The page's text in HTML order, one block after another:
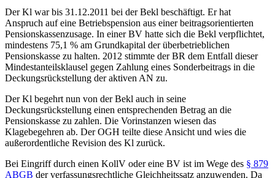
Der Kl war bis 31.12.2011 bei der Bekl beschäftigt. Er hat
Anspruch auf eine Betriebspension aus einer beitragsorientierten
Pensionskassenzusage. In einer BV hatte sich die Bekl verpflichtet,
mindestens 75,1 % am Grundkapital der überbetrieblichen
Pensionskasse zu halten. 2012 stimmte der BR dem Entfall dieser
Mindestanteilsklausel gegen Zahlung eines Sonderbeitrags in die
Deckungsrückstellung der aktiven AN zu.
Der Kl begehrt nun von der Bekl auch in seine
Deckungsrückstellung einen entsprechenden Betrag an die
Pensionskasse zu zahlen. Die Vorinstanzen wiesen das
Klagebegehren ab. Der OGH teilte diese Ansicht und wies die
außerordentliche Revision des Kl zurück.
Bei Eingriff durch einen KollV oder eine BV ist im Wege des § 879
ABGB der verfassungsrechtliche Gleichheitssatz anzuwenden. Da